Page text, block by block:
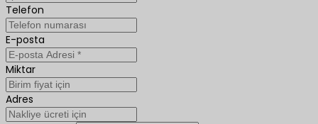
Telefon
E-posta
Miktar
Adres